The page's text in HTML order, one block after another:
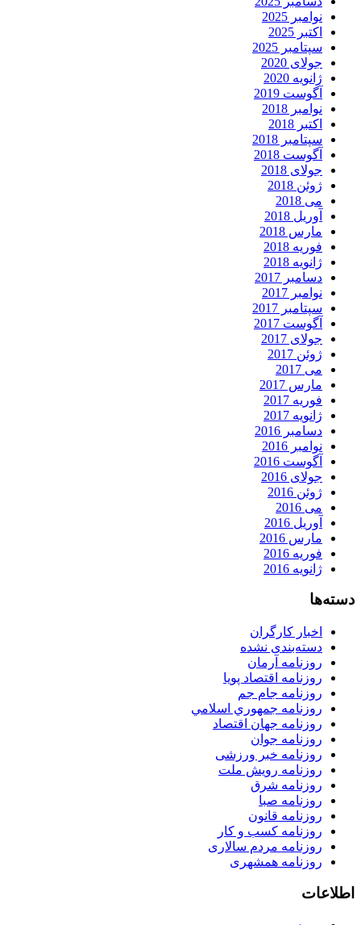
نوامبر 2025
اکتبر 2025
سپتامبر 2025
جولای 2020
ژانویه 2020
آگوست 2019
نوامبر 2018
اکتبر 2018
سپتامبر 2018
آگوست 2018
جولای 2018
ژوئن 2018
می 2018
آوریل 2018
مارس 2018
فوریه 2018
ژانویه 2018
دسامبر 2017
نوامبر 2017
سپتامبر 2017
آگوست 2017
جولای 2017
ژوئن 2017
می 2017
مارس 2017
فوریه 2017
ژانویه 2017
دسامبر 2016
نوامبر 2016
آگوست 2016
جولای 2016
ژوئن 2016
می 2016
آوریل 2016
مارس 2016
فوریه 2016
ژانویه 2016
دسته‌ها
اخبار کارگران
دسته‌بندی نشده
روزنامه آرمان
روزنامه اقتصاد پویا
روزنامه جام جم
روزنامه جمهوري اسلامي
روزنامه جهان اقتصاد
روزنامه جوان
روزنامه خبر ورزشى
روزنامه رویش ملت
روزنامه شرق
روزنامه صبا
روزنامه قانون
روزنامه كسب و كار
روزنامه مردم سالاری
روزنامه همشهری
اطلاعات